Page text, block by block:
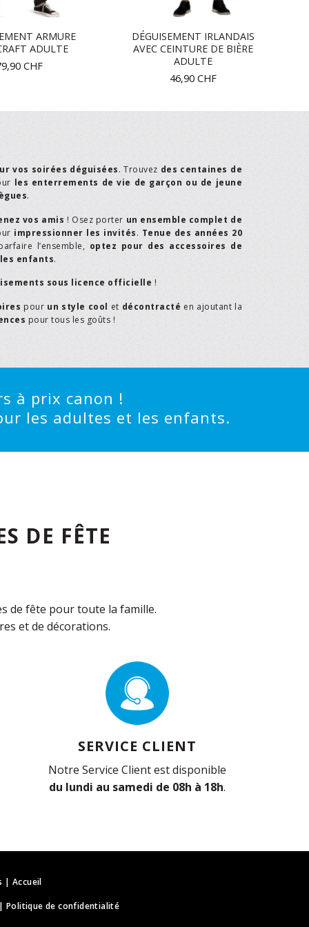
ARMURE
ADULTE
CHF
DÉGUISEMENT IRLANDAIS
AVEC CEINTURE DE BIÈRE
ADULTE
46,90 CHF
vos soirées déguisées. Trouvez des centaines de
les enterrements de vie de garçon ou de jeune
.
vos amis ! Osez porter un ensemble complet de
impressionner les invités. Tenue des années 20
l’ensemble, optez pour des accessoires de
les enfants.
sous licence officielle !
pour un style cool et décontracté en ajoutant la
pour tous les goûts !
à prix canon !
les adultes et les enfants.
DE FÊTE
de fête pour toute la famille.
et de décorations.
SERVICE CLIENT
Notre Service Client est disponible
du lundi au samedi de 08h à 18h.
|Accueil
Politique de confidentialité